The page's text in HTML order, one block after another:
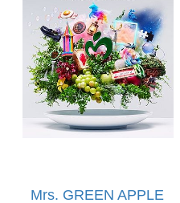
購至3/19 12:00止) 環
球官方進口
Mrs. GREEN APPLE